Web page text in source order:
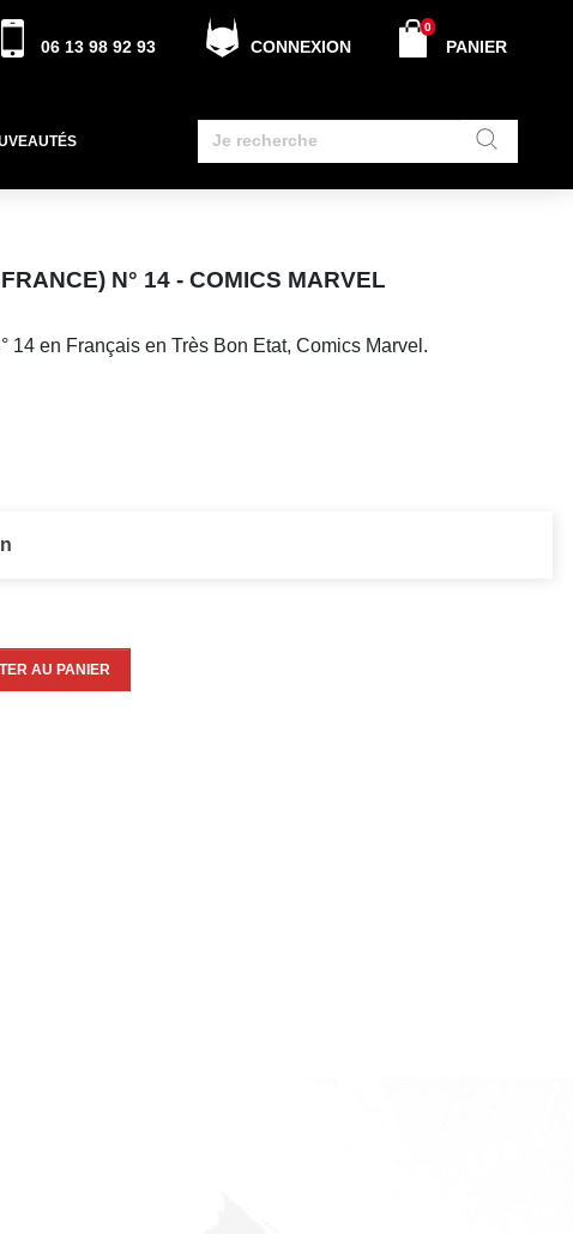
06 13 98 92 93 CONNEXION PANIER
0
N° 14 - COMICS MARVEL
14 en Français en Très Bon Etat, Comics Marvel.
AU PANIER